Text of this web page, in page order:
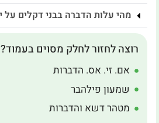
מהי עלות הדברה בבני דקלים על
רוצה לחזור לחלק מסוים בעמוד?
אם. זי. אס. הדברות
שמעון פילהבר
מטהר דשא והדברות